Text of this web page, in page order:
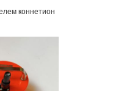
коннетион